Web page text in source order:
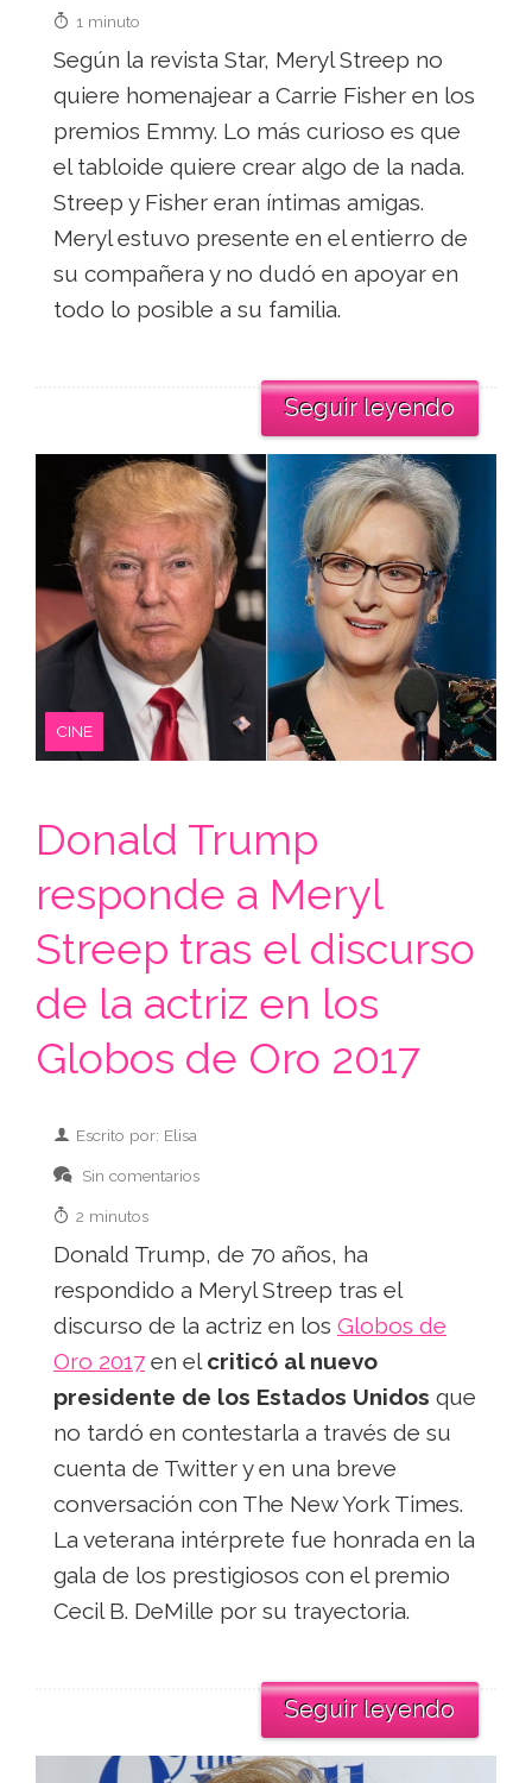
1 minuto
Según la revista Star, Meryl Streep no
quiere homenajear a Carrie Fisher en los
premios Emmy. Lo más curioso es que
el tabloide quiere crear algo de la nada.
Streep y Fisher eran íntimas amigas.
Meryl estuvo presente en el entierro de
su compañera y no dudó en apoyar en
todo lo posible a su familia.
Seguir leyendo
CINE
Donald Trump
responde a Meryl
Streep tras el discurso
de la actriz en los
Globos de Oro 2017
Escrito por: Elisa
Sin comentarios
2 minutos
Donald Trump, de 70 años, ha
respondido a Meryl Streep tras el
discurso de la actriz en los Globos de
Oro 2017 en el criticó al nuevo
presidente de los Estados Unidos que
no tardó en contestarla a través de su
cuenta de Twitter y en una breve
conversación con The New York Times.
La veterana intérprete fue honrada en la
gala de los prestigiosos con el premio
Cecil B. DeMille por su trayectoria.
Seguir leyendo